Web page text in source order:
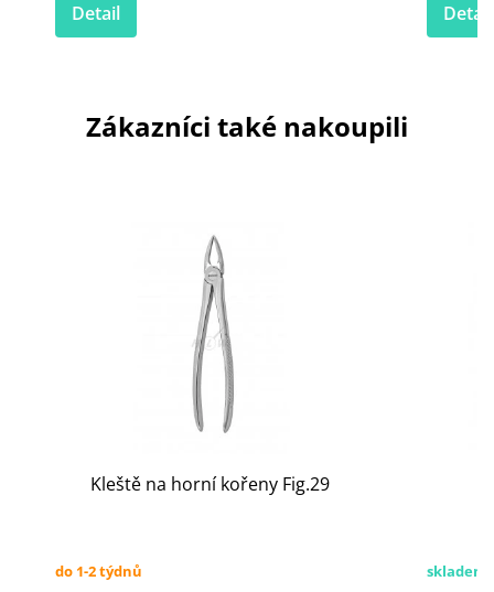
Detail Detail
Zákazníci také nakoupili
Kleště na horní kořeny Fig.29
do 1-2 týdnů skladem